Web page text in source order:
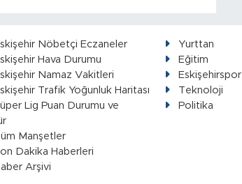
Nöbetçi Eczaneler
Hava Durumu
Namaz Vakitleri
Trafik Yoğunluk Haritası
Lig Puan Durumu ve
Manşetler
Dakika Haberleri
Arşivi
Yurttan
Eğitim
Eskişehirspor
Teknoloji
Politika